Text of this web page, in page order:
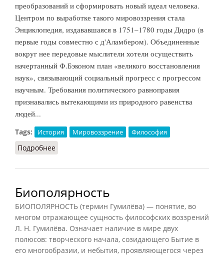
преобразований и сформировать новый идеал человека.
Центром по выработке такого мировоззрения стала
Энциклопедия, издававшаяся в 1751–1780 годы Дидро (в
первые годы совместно с д'Аламбером). Объединенные
вокруг нее передовые мыслители хотели осуществить
начертанный Ф.Бэконом план «великого восстановления
наук», связывающий социальный прогресс с прогрессом
научным. Требования политического равноправия
признавались вытекающими из природного равенства
людей...
Tags: История Мировоззрение Философия
Подробнее
Биополярность
БИОПОЛЯРНОСТЬ (термин Гумилёва) — понятие, во
многом отражающее сущность философских воззрений
Л. Н. Гумилёва. Означает наличие в мире двух
полюсов: творческого начала, созидающего Бытие в
его многообразии, и небытия, проявляющегося через